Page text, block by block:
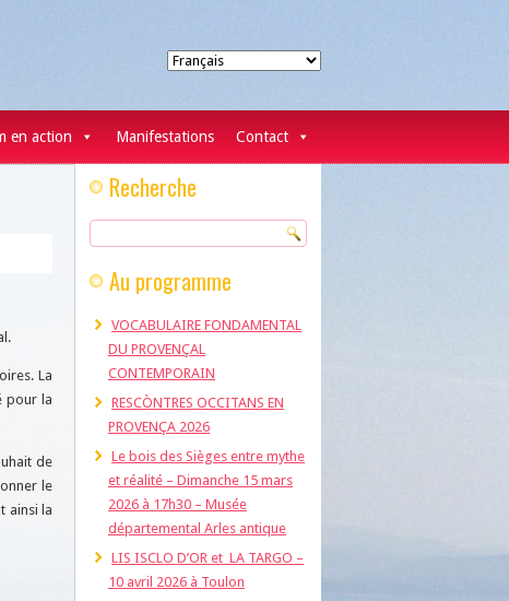
Choisir
une
en action Manifestations Contact
La
pour la
de
le
ainsi la
Recherche
Au programme
VOCABULAIRE FONDAMENTAL
DU PROVENÇAL
CONTEMPORAIN
RESCÒNTRES OCCITANS EN
PROVENÇA 2026
Le bois des Sièges entre mythe
et réalité – Dimanche 15 mars
2026 à 17h30 – Musée
départemental Arles antique
LIS ISCLO D’OR et LA TARGO –
10 avril 2026 à Toulon